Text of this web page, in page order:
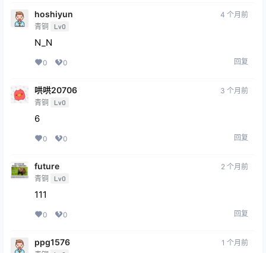
hoshiyun
青铜 Lv0
4 个月前
N_N
0 0 回复
哄哄20706
青铜 Lv0
3 个月前
6
0 0 回复
future
青铜 Lv0
2 个月前
111
0 0 回复
ppg1576 1 个月前